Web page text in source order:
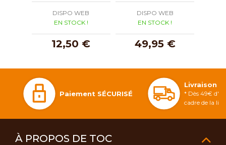
DISPO WEB
EN STOCK !
12,50 €
DISPO WEB
EN STOCK !
49,95 €
Paiement SÉCURISÉ
Livraison
* Dès 49€
cadre de la
À PROPOS DE TOC